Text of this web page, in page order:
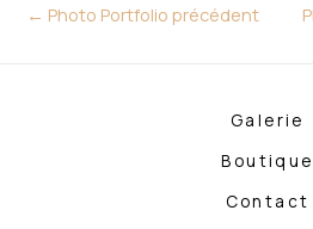
← Photo Portfolio précédent
Galerie
Boutique
Contact